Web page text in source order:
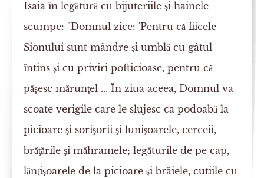
Isaia în legătură cu bijuteriile şi hainele
scumpe: "Domnul zice: 'Pentru că fiicele
Sionului sunt mândre şi umblă cu gâtul
întins şi cu priviri pofticioase, pentru că
păşesc mărunţel ... În ziua aceea, Domnul va
scoate verigile care le slujesc ca podoabă la
picioare şi sorişorii şi lunişoarele, cerceii,
brăţările şi măhramele; legăturile de pe cap,
lănţişoarele de la picioare şi brâiele, cutiile cu